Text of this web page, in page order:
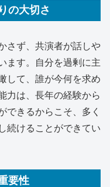
の大切さ
さず、共演者が話しや
ます。自分を過剰に主
して、誰が今何を求め
力は、長年の経験から
できるからこそ、多く
続けることができてい
要性